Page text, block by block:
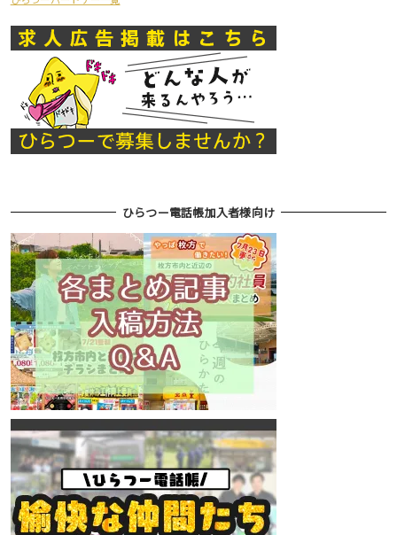
ひらつー電話帳加入者様向け